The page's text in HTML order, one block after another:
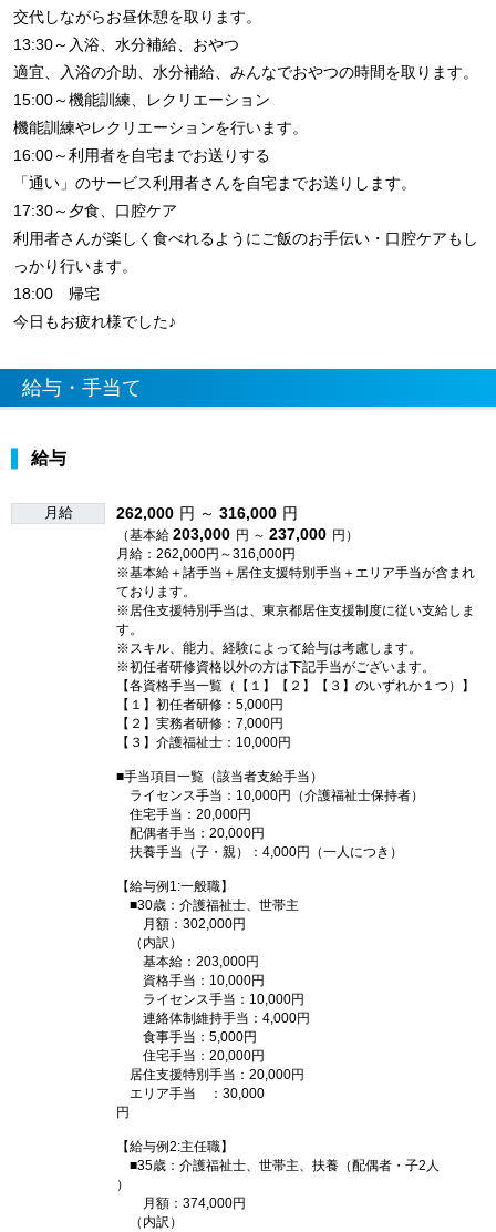
交代しながらお昼休憩を取ります。
13:30～入浴、水分補給、おやつ
適宜、入浴の介助、水分補給、みんなでおやつの時間を取ります。
15:00～機能訓練、レクリエーション
機能訓練やレクリエーションを行います。
16:00～利用者を自宅までお送りする
「通い」のサービス利用者さんを自宅までお送りします。
17:30～夕食、口腔ケア
利用者さんが楽しく食べれるようにご飯のお手伝い・口腔ケアもし
っかり行います。
18:00 帰宅
今日もお疲れ様でした♪
給与・手当て
給与
月給 262,000 円 ～ 316,000 円
（基本給 203,000 円 ～ 237,000 円）
月給：262,000円～316,000円
※基本給＋諸手当＋居住支援特別手当＋エリア手当が含まれ
ております。
※居住支援特別手当は、東京都居住支援制度に従い支給しま
す。
※スキル、能力、経験によって給与は考慮します。
※初任者研修資格以外の方は下記手当がございます。
【各資格手当一覧（【１】【２】【３】のいずれか１つ）】
【１】初任者研修：5,000円
【２】実務者研修：7,000円
【３】介護福祉士：10,000円
■手当項目一覧（該当者支給手当）
ライセンス手当：10,000円（介護福祉士保持者）
住宅手当：20,000円
配偶者手当：20,000円
扶養手当（子・親）：4,000円（一人につき）
【給与例1:一般職】
■30歳：介護福祉士、世帯主
月額：302,000円
（内訳）
基本給：203,000円
資格手当：10,000円
ライセンス手当：10,000円
連絡体制維持手当：4,000円
食事手当：5,000円
住宅手当：20,000円
居住支援特別手当：20,000円
エリア手当 ：30,000
円
【給与例2:主任職】
■35歳：介護福祉士、世帯主、扶養（配偶者・子2人
）
月額：374,000円
（内訳）